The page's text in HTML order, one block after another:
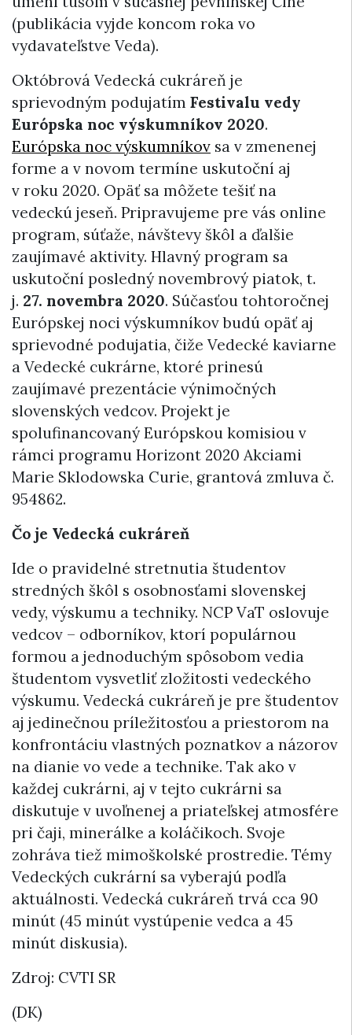
(publikácia vyjde koncom roka vo
vydavateľstve Veda).
Októbrová Vedecká cukráreň je
sprievodným podujatím Festivalu vedy
Európska noc výskumníkov 2020.
Európska noc výskumníkov sa v zmenenej
forme a v novom termíne uskutoční aj
v roku 2020. Opäť sa môžete tešiť na
vedeckú jeseň. Pripravujeme pre vás online
program, súťaže, návštevy škôl a ďalšie
zaujímavé aktivity. Hlavný program sa
uskutoční posledný novembrový piatok, t.
j. 27. novembra 2020. Súčasťou tohtoročnej
Európskej noci výskumníkov budú opäť aj
sprievodné podujatia, čiže Vedecké kaviarne
a Vedecké cukrárne, ktoré prinesú
zaujímavé prezentácie výnimočných
slovenských vedcov. Projekt je
spolufinancovaný Európskou komisiou v
rámci programu Horizont 2020 Akciami
Marie Sklodowska Curie, grantová zmluva č.
954862.
Čo je Vedecká cukráreň
Ide o pravidelné stretnutia študentov
stredných škôl s osobnosťami slovenskej
vedy, výskumu a techniky. NCP VaT oslovuje
vedcov – odborníkov, ktorí populárnou
formou a jednoduchým spôsobom vedia
študentom vysvetliť zložitosti vedeckého
výskumu. Vedecká cukráreň je pre študentov
aj jedinečnou príležitosťou a priestorom na
konfrontáciu vlastných poznatkov a názorov
na dianie vo vede a technike. Tak ako v
každej cukrárni, aj v tejto cukrárni sa
diskutuje v uvoľnenej a priateľskej atmosfére
pri čaji, minerálke a koláčikoch. Svoje
zohráva tiež mimoškolské prostredie. Témy
Vedeckých cukrární sa vyberajú podľa
aktuálnosti. Vedecká cukráreň trvá cca 90
minút (45 minút vystúpenie vedca a 45
minút diskusia).
Zdroj: CVTI SR
(DK)